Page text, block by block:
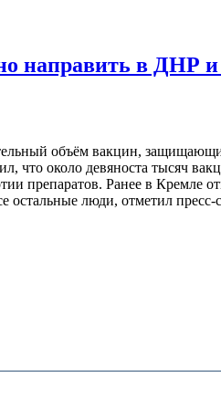
направить в ДНР
объём вакцин,
что около девяноста тысяч
препаратов. Ранее в Кремле
остальные люди, отметил